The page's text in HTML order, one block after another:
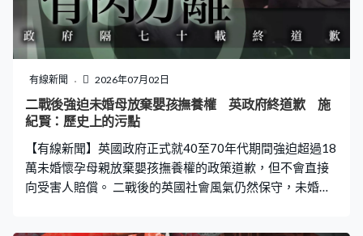
有線新聞 2026年07月02日
二戰後強迫未婚母放棄嬰孩撫養權 英政府終道歉 施
紀賢：歷史上的污點
【有線新聞】英國政府正式就40至70年代期間強迫超過18
萬未婚懷孕母親放棄嬰孩撫養權的政策道歉，但不會直接
向受害人賠償。 二戰後的英國社會風氣仍然保守，未婚懷